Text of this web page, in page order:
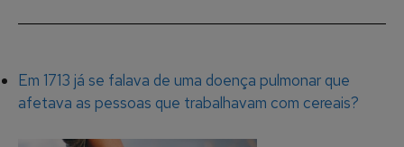
Em 1713 já se falava de uma doença pulmonar que
afetava as pessoas que trabalhavam com cereais?